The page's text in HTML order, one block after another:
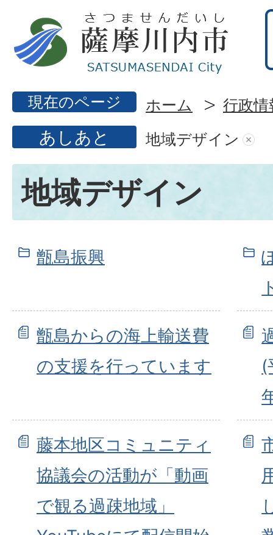
現在のページ ホーム 行政情
あしあと 地域デザイン
地域デザイン
甑島振興
甑島からの海上輸送費
の支援を行っています
(
藤本地区コミュニティ
協議会の活動が「動画
で観る過疎地域」